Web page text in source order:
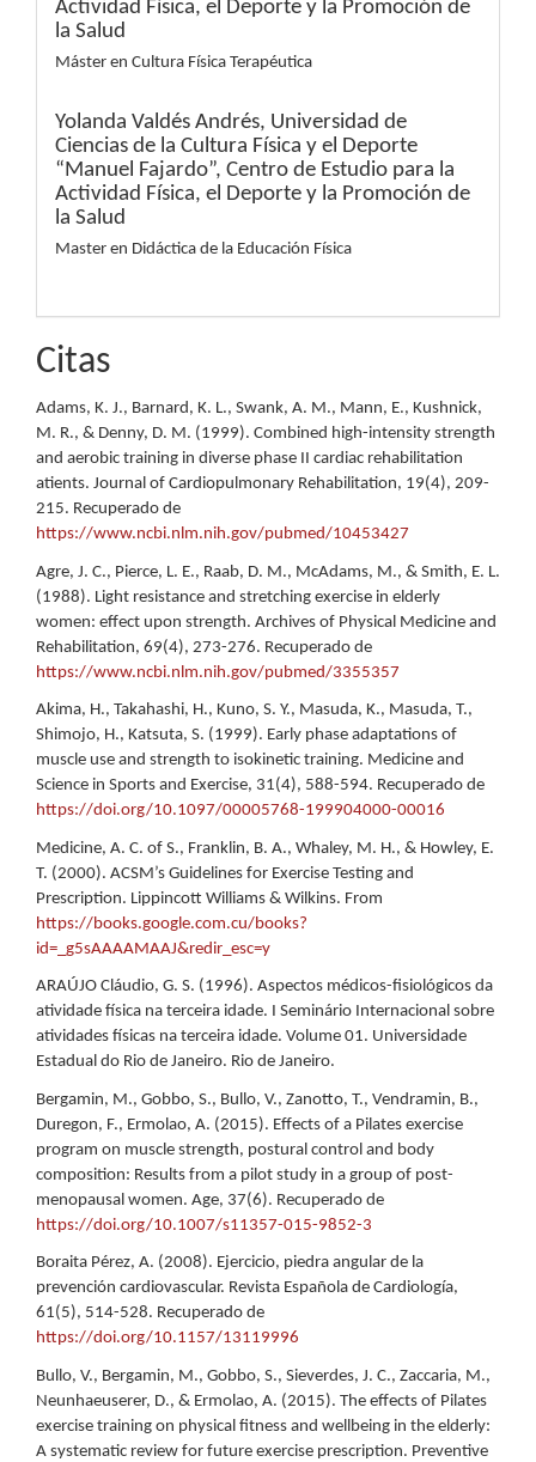
Actividad Física, el Deporte y la Promoción de
la Salud
Máster en Cultura Física Terapéutica
Yolanda Valdés Andrés, Universidad de
Ciencias de la Cultura Física y el Deporte
“Manuel Fajardo”, Centro de Estudio para la
Actividad Física, el Deporte y la Promoción de
la Salud
Master en Didáctica de la Educación Física
Citas
Adams, K. J., Barnard, K. L., Swank, A. M., Mann, E., Kushnick,
M. R., & Denny, D. M. (1999). Combined high-intensity strength
and aerobic training in diverse phase II cardiac rehabilitation
atients. Journal of Cardiopulmonary Rehabilitation, 19(4), 209-
215. Recuperado de
https://www.ncbi.nlm.nih.gov/pubmed/10453427
Agre, J. C., Pierce, L. E., Raab, D. M., McAdams, M., & Smith, E. L.
(1988). Light resistance and stretching exercise in elderly
women: effect upon strength. Archives of Physical Medicine and
Rehabilitation, 69(4), 273-276. Recuperado de
https://www.ncbi.nlm.nih.gov/pubmed/3355357
Akima, H., Takahashi, H., Kuno, S. Y., Masuda, K., Masuda, T.,
Shimojo, H., Katsuta, S. (1999). Early phase adaptations of
muscle use and strength to isokinetic training. Medicine and
Science in Sports and Exercise, 31(4), 588-594. Recuperado de
https://doi.org/10.1097/00005768-199904000-00016
Medicine, A. C. of S., Franklin, B. A., Whaley, M. H., & Howley, E.
T. (2000). ACSM’s Guidelines for Exercise Testing and
Prescription. Lippincott Williams & Wilkins. From
https://books.google.com.cu/books?
id=_g5sAAAAMAAJ&redir_esc=y
ARAÚJO Cláudio, G. S. (1996). Aspectos médicos-fisiológicos da
atividade física na terceira idade. I Seminário Internacional sobre
atividades físicas na terceira idade. Volume 01. Universidade
Estadual do Rio de Janeiro. Rio de Janeiro.
Bergamin, M., Gobbo, S., Bullo, V., Zanotto, T., Vendramin, B.,
Duregon, F., Ermolao, A. (2015). Effects of a Pilates exercise
program on muscle strength, postural control and body
composition: Results from a pilot study in a group of post-
menopausal women. Age, 37(6). Recuperado de
https://doi.org/10.1007/s11357-015-9852-3
Boraita Pérez, A. (2008). Ejercicio, piedra angular de la
prevención cardiovascular. Revista Española de Cardiología,
61(5), 514-528. Recuperado de
https://doi.org/10.1157/13119996
Bullo, V., Bergamin, M., Gobbo, S., Sieverdes, J. C., Zaccaria, M.,
Neunhaeuserer, D., & Ermolao, A. (2015). The effects of Pilates
exercise training on physical fitness and wellbeing in the elderly:
A systematic review for future exercise prescription. Preventive